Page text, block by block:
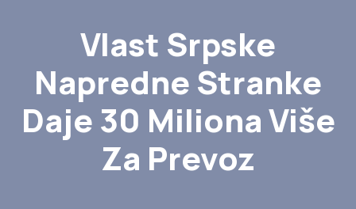
Vlast Srpske
Napredne Stranke
Daje 30 Miliona Više
Za Prevoz